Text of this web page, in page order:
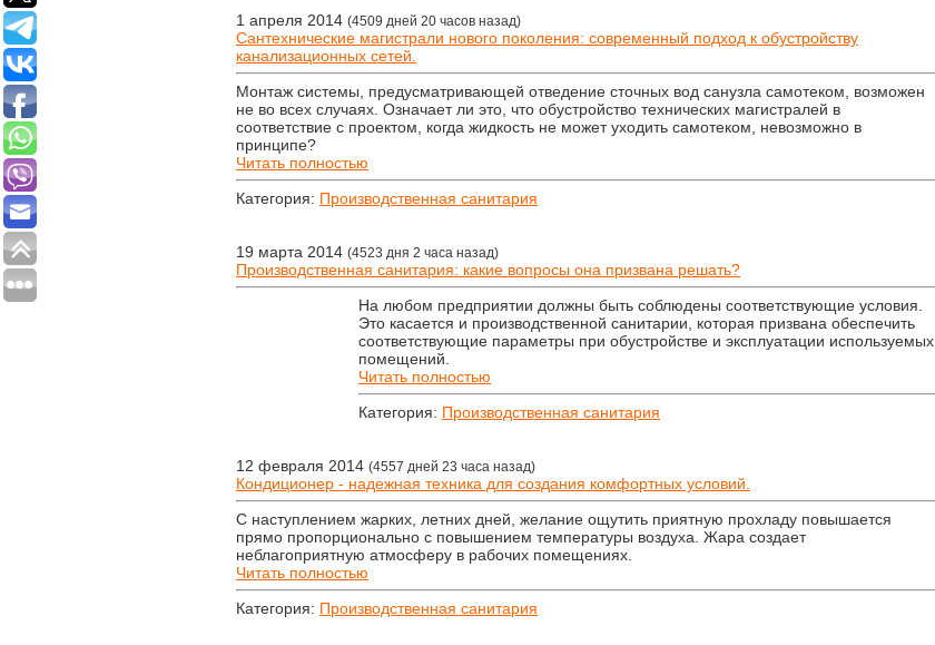
1 апреля 2014 (4509 дней 20 часов назад)
Сантехнические магистрали нового поколения: современный подход к обустройству
канализационных сетей.
Монтаж системы, предусматривающей отведение сточных вод санузла самотеком, возможен
не во всех случаях. Означает ли это, что обустройство технических магистралей в
соответствие с проектом, когда жидкость не может уходить самотеком, невозможно в
принципе?
Читать полностью
Категория: Производственная санитария
19 марта 2014 (4523 дня 2 часа назад)
Производственная санитария: какие вопросы она призвана решать?
На любом предприятии должны быть соблюдены соответствующие условия.
Это касается и производственной санитарии, которая призвана обеспечить
соответствующие параметры при обустройстве и эксплуатации используемых
помещений.
Читать полностью
Категория: Производственная санитария
12 февраля 2014 (4557 дней 23 часа назад)
Кондиционер - надежная техника для создания комфортных условий.
С наступлением жарких, летних дней, желание ощутить приятную прохладу повышается
прямо пропорционально с повышением температуры воздуха. Жара создает
неблагоприятную атмосферу в рабочих помещениях.
Читать полностью
Категория: Производственная санитария